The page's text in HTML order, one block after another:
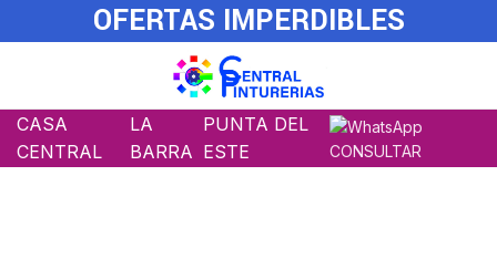
OFERTAS IMPERDIBLES
CASA
CENTRAL
LA
BARRA
PUNTA DEL
ESTE
CONSULTAR